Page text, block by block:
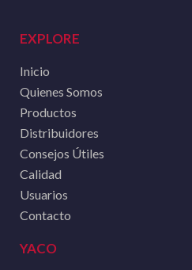
EXPLORE
Inicio
Quienes Somos
Productos
Distribuidores
Consejos Útiles
Calidad
Usuarios
Contacto
YACO